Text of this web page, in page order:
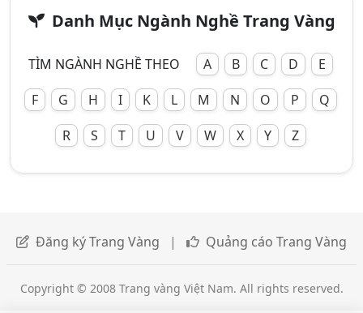
Danh Mục Ngành Nghề Trang Vàng
TÌM NGÀNH NGHỀ THEO A B C D
E
F
G H I K L M N O P
Q
R
S T U V W X Y Z
Đăng ký Trang Vàng | Quảng cáo Trang Vàng
Copyright © 2008 Trang vàng Việt Nam. All rights reserved.